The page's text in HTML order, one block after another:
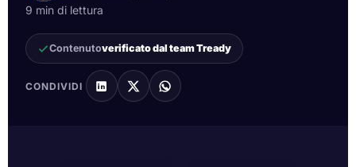
9 min di lettura
Contenutoverificato dal team Tready
CONDIVIDI